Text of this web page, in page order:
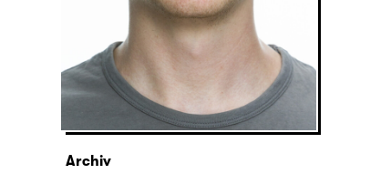
Archiv